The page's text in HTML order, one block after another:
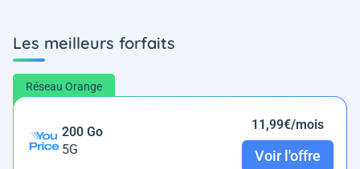
Les meilleurs forfaits
Réseau Orange
200 Go
5G
11,99€/mois
Voir l'offre